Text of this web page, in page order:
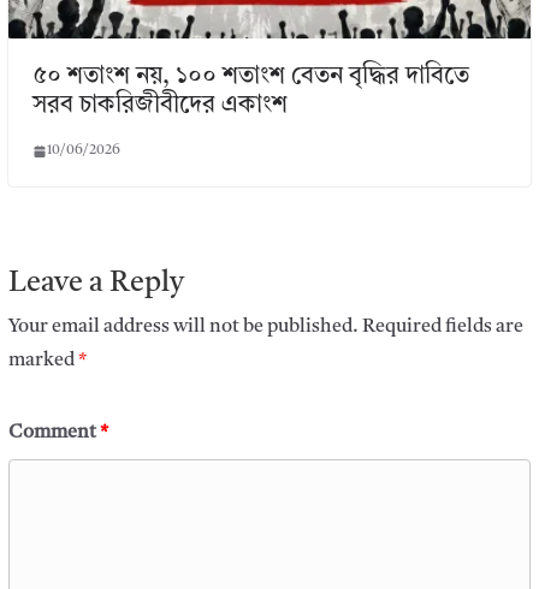
৫০ শতাংশ নয়, ১০০ শতাংশ বেতন বৃদ্ধির দাবিতে
সরব চাকরিজীবীদের একাংশ
10/06/2026
Leave a Reply
Your email address will not be published. Required fields are
marked*
Comment*